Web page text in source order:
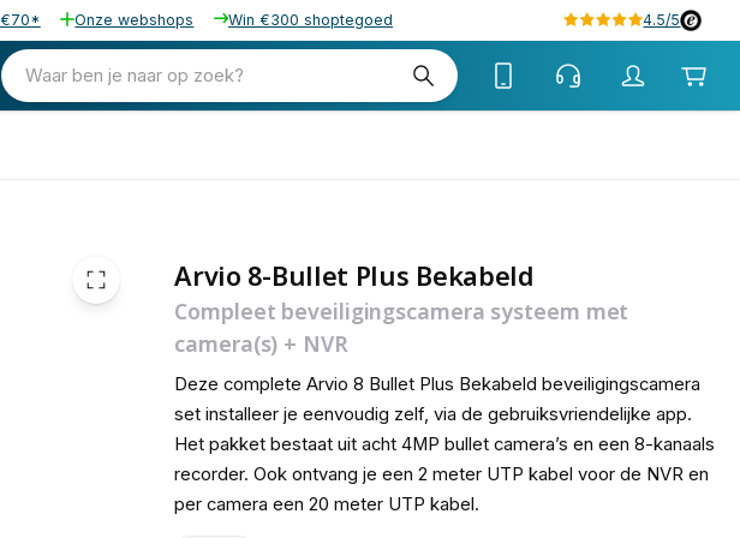
€70* Onze webshops Win €300 shoptegoed 4.5/5
Waar ben je naar op zoek?
Arvio 8-Bullet Plus Bekabeld
Compleet beveiligingscamera systeem met
camera(s) + NVR
Deze complete Arvio 8 Bullet Plus Bekabeld beveiligingscamera
set installeer je eenvoudig zelf, via de gebruiksvriendelijke app.
Het pakket bestaat uit acht 4MP bullet camera’s en een 8-kanaals
recorder. Ook ontvang je een 2 meter UTP kabel voor de NVR en
per camera een 20 meter UTP kabel.